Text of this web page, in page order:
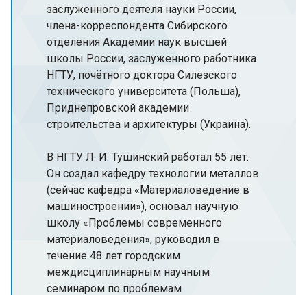
заслуженного деятеля науки России,
члена-корреспондента Сибирского
отделения Академии наук высшей
школы России, заслуженного работника
НГТУ, почётного доктора Силезского
технического университета (Польша),
Приднепровской академии
строительства и архитектуры (Украина).
В НГТУ Л. И. Тушинский работал 55 лет.
Он создал кафедру технологии металлов
(сейчас кафедра «Материаловедение в
машиностроении»), основал научную
школу «Проблемы современного
материаловедения», руководил в
течение 48 лет городским
междисциплинарным научным
семинаром по проблемам